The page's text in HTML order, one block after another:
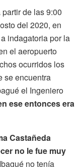
de las 9:00
del 2020, en
indagatoria por la
el aeropuerto
ocurridos los
se encuentra
el Ingeniero
ese entonces era
Castañeda
no le fue muy
no tenía